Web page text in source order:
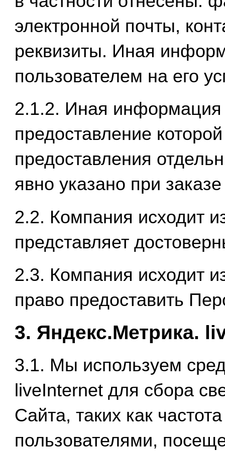
электронной почты,
реквизиты. Иная
пользователем на его
2.1.2. Иная информация
предоставление
предоставления
явно указано при
2.2. Компания исходит
представляет
2.3. Компания исходит
право предоставить
3. Яндекс.Метрика.
3.1. Мы используем
liveInternet для сбора
Сайта, таких как
пользователями,